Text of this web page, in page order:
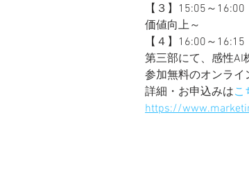
【３】15:05～
価値向上～
【４】16:00～
第三部にて、感性AI
参加無料のオンライ
詳細・お申込みはこ
https://